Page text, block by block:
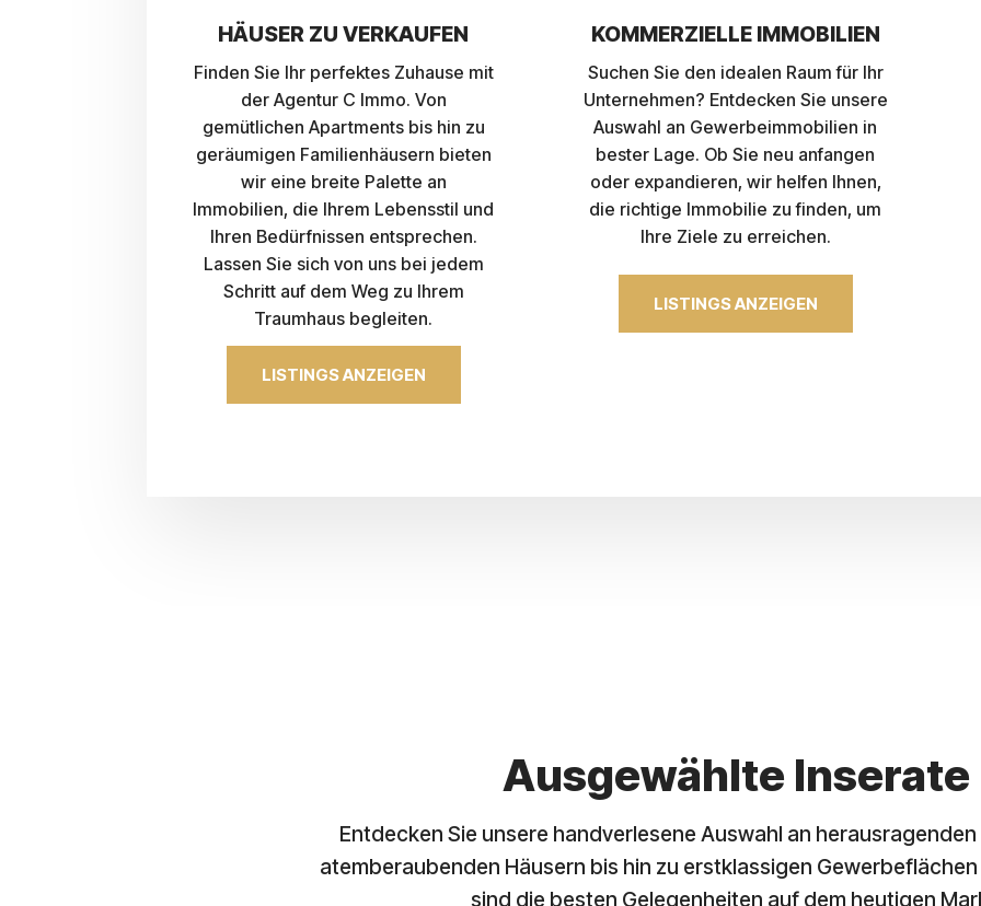
HÄUSER ZU VERKAUFEN
Finden Sie Ihr perfektes Zuhause mit
der Agentur C Immo. Von
gemütlichen Apartments bis hin zu
geräumigen Familienhäusern bieten
wir eine breite Palette an
Immobilien, die Ihrem Lebensstil und
Ihren Bedürfnissen entsprechen.
Lassen Sie sich von uns bei jedem
Schritt auf dem Weg zu Ihrem
Traumhaus begleiten.
LISTINGS ANZEIGEN
KOMMERZIELLE IMMOBILIEN
Suchen Sie den idealen Raum für Ihr
Unternehmen? Entdecken Sie unsere
Auswahl an Gewerbeimmobilien in
bester Lage. Ob Sie neu anfangen
oder expandieren, wir helfen Ihnen,
die richtige Immobilie zu finden, um
Ihre Ziele zu erreichen.
LISTINGS ANZEIGEN
Ausgewählte Inserate
Entdecken Sie unsere handverlesene Auswahl an
atemberaubenden Häusern bis hin zu erstklassigen
sind die besten Gelegenheiten auf dem heutigen